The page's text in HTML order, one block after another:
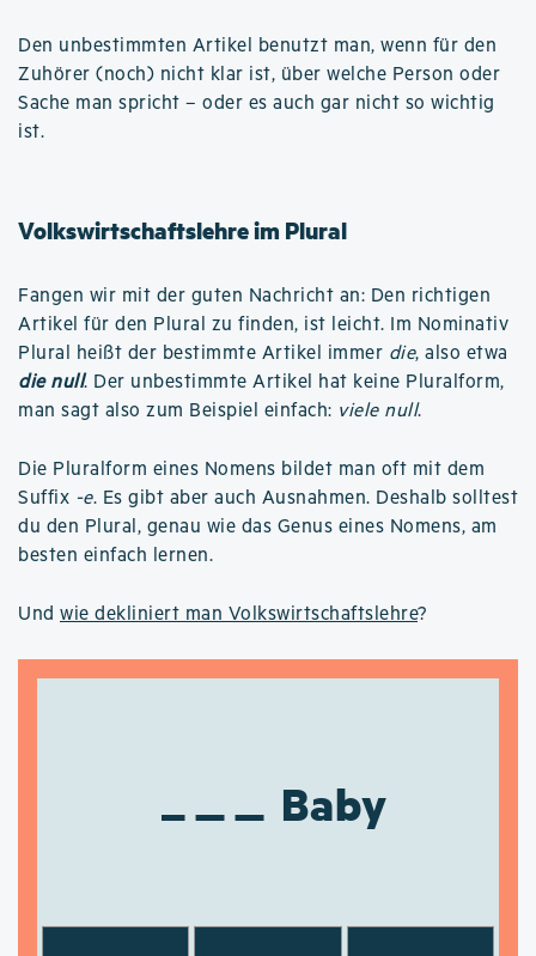
Den unbestimmten Artikel benutzt man, wenn für den
Zuhörer (noch) nicht klar ist, über welche Person oder
Sache man spricht – oder es auch gar nicht so wichtig
ist.
Volkswirtschaftslehre im Plural
Fangen wir mit der guten Nachricht an: Den richtigen
Artikel für den Plural zu finden, ist leicht. Im Nominativ
Plural heißt der bestimmte Artikel immer die, also etwa
die null. Der unbestimmte Artikel hat keine Pluralform,
man sagt also zum Beispiel einfach: viele null.
Die Pluralform eines Nomens bildet man oft mit dem
Suffix -e. Es gibt aber auch Ausnahmen. Deshalb solltest
du den Plural, genau wie das Genus eines Nomens, am
besten einfach lernen.
Und wie dekliniert man Volkswirtschaftslehre?
Baby